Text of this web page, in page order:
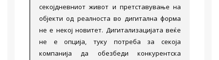
секојдневниот живот и претставување на
објекти од реалноста во дигитална форма
не е некој новитет. Дигитализацијата веќе
не е опција, туку потреба за секоја
компанија да обезбеди конкурентска